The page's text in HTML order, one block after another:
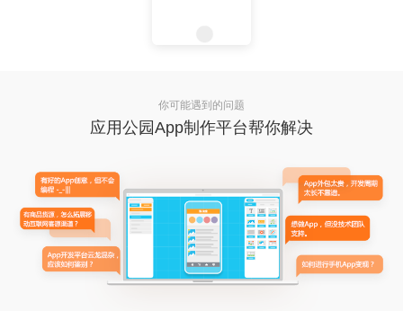
你可能遇到的问题
应用公园App制作平台帮你解决